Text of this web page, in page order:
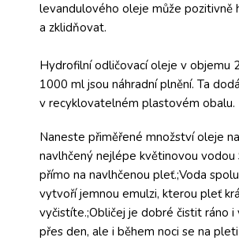
levandulového oleje může pozitivně
a zklidňovat.
Hydrofilní odličovací oleje v objemu
1000 ml jsou náhradní plnění. Ta
v recyklovatelném plastovém obalu.
Naneste přiměřené množství oleje
navlhčený nejlépe květinovou vodou
přímo na navlhčenou pleť.;Voda
vytvoří jemnou emulzi, kterou pleť
vyčistíte.;Obličej je dobré čistit ráno i
přes den, ale i během noci se na